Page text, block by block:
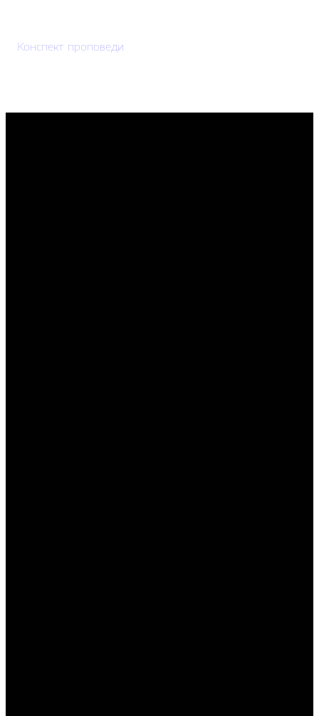
Конспект проповеди